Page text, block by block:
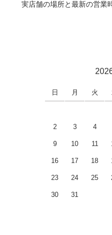
実店舗の場所と最新の営業
日 月 火
2 3 4
9 10 11
16 17 18
23 24 25
30 31